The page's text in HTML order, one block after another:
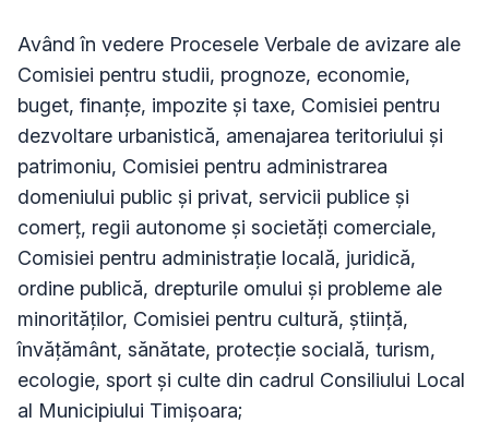
Având în vedere Procesele Verbale de avizare ale
Comisiei pentru studii, prognoze, economie,
buget, finanţe, impozite şi taxe, Comisiei pentru
dezvoltare urbanistică, amenajarea teritoriului şi
patrimoniu, Comisiei pentru administrarea
domeniului public şi privat, servicii publice şi
comerţ, regii autonome şi societăţi comerciale,
Comisiei pentru administraţie locală, juridică,
ordine publică, drepturile omului şi probleme ale
minorităţilor, Comisiei pentru cultură, ştiinţă,
învăţământ, sănătate, protecţie socială, turism,
ecologie, sport şi culte din cadrul Consiliului Local
al Municipiului Timişoara;